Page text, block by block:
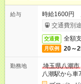
給与
時給1600円
交通費別
交通費 全額
月収例 20～
勤務地
埼玉県八潮市
八潮駅から車